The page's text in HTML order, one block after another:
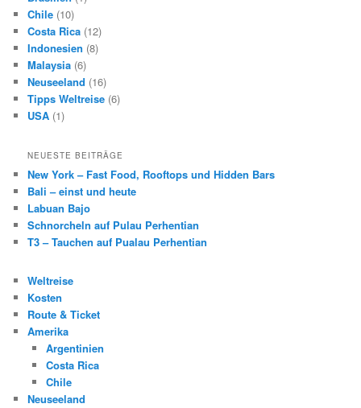
Chile (10)
Costa Rica (12)
Indonesien (8)
Malaysia (6)
Neuseeland (16)
Tipps Weltreise (6)
USA (1)
NEUESTE BEITRÄGE
New York – Fast Food, Rooftops und Hidden Bars
Bali – einst und heute
Labuan Bajo
Schnorcheln auf Pulau Perhentian
T3 – Tauchen auf Pualau Perhentian
Weltreise
Kosten
Route & Ticket
Amerika
Argentinien
Costa Rica
Chile
Neuseeland